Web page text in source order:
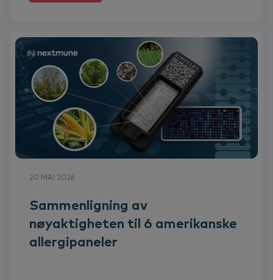
20 MAI 2026
Sammenligning av
nøyaktigheten til 6 amerikanske
allergipaneler